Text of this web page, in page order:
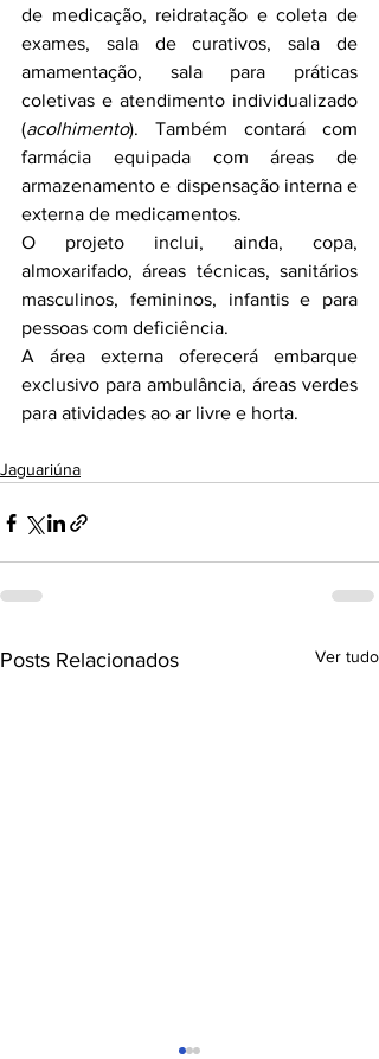
de medicação, reidratação e coleta de
exames, sala de curativos, sala de
amamentação, sala para práticas
coletivas e atendimento individualizado
(acolhimento). Também contará com
farmácia equipada com áreas de
armazenamento e dispensação interna e
externa de medicamentos.
O projeto inclui, ainda, copa,
almoxarifado, áreas técnicas, sanitários
masculinos, femininos, infantis e para
pessoas com deficiência.
A área externa oferecerá embarque
exclusivo para ambulância, áreas verdes
para atividades ao ar livre e horta.
Jaguariúna
Posts Relacionados Ver tudo